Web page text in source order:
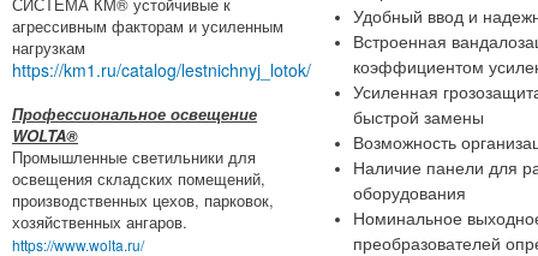
агрессивным факторам и усиленным
нагрузкам
https://km1.ru/catalog/lestnichnyj_lotok/
Профессиональное освещение
WOLTA®
Промышленные светильники для
освещения складских помещений,
производственных цехов, парковок,
хозяйственных ангаров.
https://www.wolta.ru/
Удобный ввод и
Встроенная
коэффициентом
Усиленная
быстрой замены
Возможность
Наличие панели для
оборудования
Номинальное
преобразователей